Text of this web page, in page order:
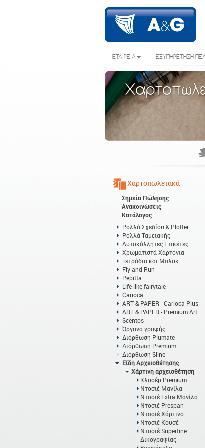
ΕΤΑΙΡΕΙΑ ΕΞΥΠΗΡΕΤΗΣΗ
Χαρτοπωλειακά
Σημεία Πώλησης
Ανακοινώσεις
Κατάλογος
Ρολλά Σχεδίου & Plotter
Ρολλά Ταμειακής
Αυτοκόλλητες Ετικέτες
Χρωματιστά Χαρτόνια
Τετράδια και Μπλοκ
Fly and Run
Pepitta
Life like fairytale
Carioca
ART & PAPER - Carioca Plus
ART & PAPER - Premium Art
Scentos
Όργανα γραφής
Διόρθωση Plumate
Διόρθωση Premium
Διόρθωση Sline
Είδη Αρχειοθέτησης
Χάρτινη αρχειοθέτηση
Κλασέρ Premium
Nτοσιέ Μανίλα
Ντοσιέ Extra Μανίλα
Ντοσιέ Prespan
Ντοσιέ Χάρτινο
Ντοσιέ Κουσέ
Ντοσιέ Superfine
Δικογραφίας